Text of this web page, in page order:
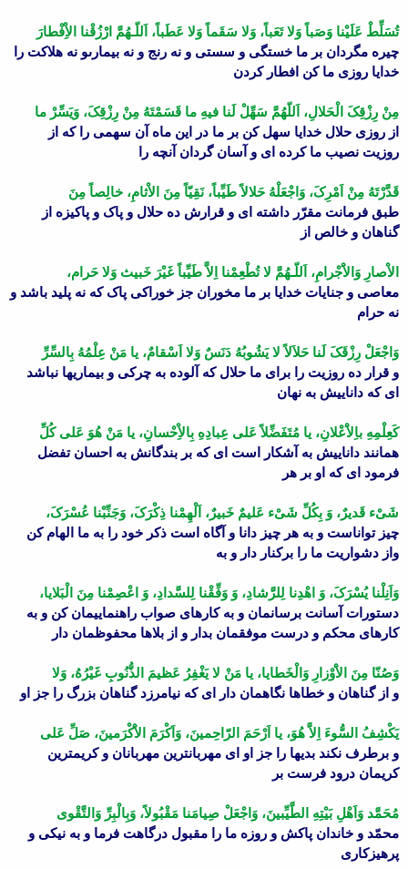
تُسَلِّطْ عَلَیْنا وَصَباً وَلا تَعَباً، وَلا سَقَماً وَلا عَطَباً، اَللّـهُمَّ ارْزُقْنا الاِْفْطارَ
چیره مگردان بر ما خستگى و سستى و نه رنج و نه بیمارىو نه هلاکت را
خدایا روزى ما کن افطار کردن
مِنْ رِزْقِکَ الْحَلالِ، اَللّهُمَّ سَهِّلْ لَنا فیهِ ما قَسَمْتَهُ مِنْ رِزْقِکَ، وَیَسِّرْ ما
از روزى حلال خدایا سهل کن بر ما در این ماه آن سهمى را که از
روزیت نصیب ما کرده اى و آسان گردان آنچه را
قَدَّرْتَهُ مِنْ اَمْرِکَ، وَاجْعَلْهُ حَلالاً طَیِّباً، نَقِیّاً مِنَ الاْثامِ، خالِصاً مِنَ
طبق فرمانت مقرّر داشته اى و قرارش ده حلال و پاک و پاکیزه از
گناهان و خالص از
الاْصارِ وَالاَْجْرامِ، اَللّـهُمَّ لا تُطْعِمْنا اِلاَّ طَیِّباً غَیْرَ خَبیث وَلا حَرام،
معاصى و جنایات خدایا بر ما مخوران جز خوراکى پاک که نه پلید باشد و
نه حرام
وَاجْعَلْ رِزْقَکَ لَنا حَلاَلاً لا یَشُوبُهُ دَنَسٌ وَلا اَسْقامٌ، یا مَنْ عِلْمُهُ بِالسِّرِّ
و قرار ده روزیت را براى ما حلال که آلوده به چرکى و بیماریها نباشد
اى که داناییش به نهان
کَعِلْمِهِ باِلاَْعْلانِ، یا مُتَفَضِّلاً عَلى عِبادِهِ بِالاِْحْسانِ، یا مَنْ هُوَ عَلى کُلِّ
همانند داناییش به آشکار است اى که بر بندگانش به احسان تفضل
فرمود اى که او بر هر
شَىْء قَدیرٌ، وَ بِکُلِّ شَىْء عَلیمٌ خَبیرٌ، اَلْهِمْنا ذِکْرَکَ، وَجَنِّبْنا عُسْرَکَ،
چیز تواناست و به هر چیز دانا و آگاه است ذکر خود را به ما الهام کن
واز دشواریت ما را برکنار دار و به
وَاَنِلْنا یُسْرَکَ، وَ اهْدِنا لِلرَّشادِ، وَ وَفِّقْنا لِلسَّدادِ، وَ اعْصِمْنا مِنَ الْبَلایا،
دستورات آسانت برسانمان و به کارهاى صواب راهنماییمان کن و به
کارهاى محکم و درست موفقمان بدار و از بلاها محفوظمان دار
وَصُنّا مِنَ الاَْوْزارِ وَالْخَطایا، یا مَنْ لا یَغْفِرُ عَظیمَ الذُّنُوبِ غَیْرُهُ، وَلا
و از گناهان و خطاها نگاهمان دار اى که نیامرزد گناهان بزرگ را جز او
یَکْشِفُ السُّوءَ اِلاَّ هُوَ، یا اَرْحَمَ الرّاحِمینَ، وَاَکْرَمَ الاَْکْرَمینَ، صَلِّ عَلى
و برطرف نکند بدیها را جز او اى مهربانترین مهربانان و کریمترین
کریمان درود فرست بر
مُحَمَّد وَاَهْلِ بَیْتِهِ الطَّیِّبینَ، وَاجْعَلْ صِیامَنا مَقْبُولاً، وَبِالْبِرِّ وَالتَّقْوى
محمّد و خاندان پاکش و روزه ما را مقبول درگاهت فرما و به نیکى و
پرهیزکارى